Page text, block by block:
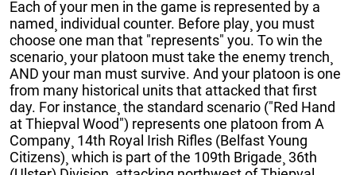
Each of your men in the game is represented by a
named¸ individual counter. Before play¸ you must
choose one man that "represents" you. To win the
scenario¸ your platoon must take the enemy trench¸
AND your man must survive. And your platoon is one
from many historical units that attacked that first
day. For instance¸ the standard scenario ("Red Hand
at Thiepval Wood") represents one platoon from A
Company¸ 14th Royal Irish Rifles (Belfast Young
Citizens)¸ which is part of the 109th Brigade¸ 36th